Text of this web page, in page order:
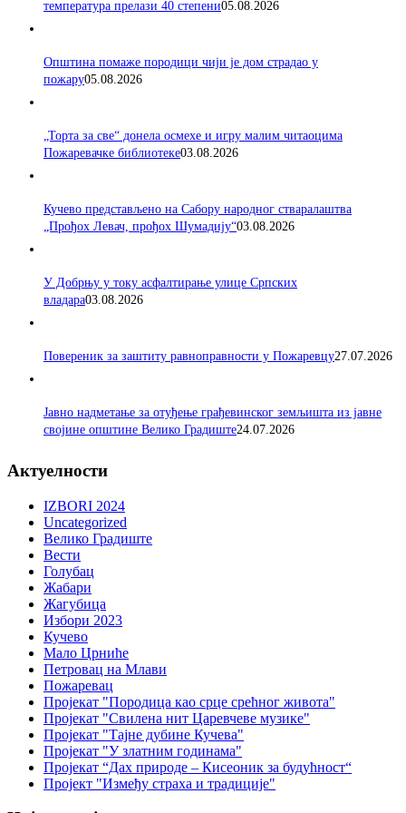
температура прелази 40 степени05.08.2026
Општина помаже породици чији је дом страдао у
пожару05.08.2026
„Торта за све“ донела осмехе и игру малим читаоцима
Пожаревачке библиотеке03.08.2026
Кучево представљено на Сабору народног стваралаштва
„Прођох Левач, прођох Шумадију“03.08.2026
У Добрњу у току асфалтирање улице Српских
владара03.08.2026
Повереник за заштиту равноправности у Пожаревцу27.07.2026
Јавно надметање за отуђење грађевинског земљишта из јавне
својине општине Велико Градиште24.07.2026
Актуелности
IZBORI 2024
Uncategorized
Велико Градиште
Вести
Голубац
Жабари
Жагубица
Избори 2023
Кучево
Мало Црниће
Петровац на Млави
Пожаревац
Пројекат "Породица као срце срећног живота"
Пројекат "Свилена нит Царевчеве музике"
Пројекат "Тајне дубине Кучева"
Пројекат "У златним годинама"
Пројекат “Дах природе – Кисеоник за будућност“
Пројект "Између страха и традиције"